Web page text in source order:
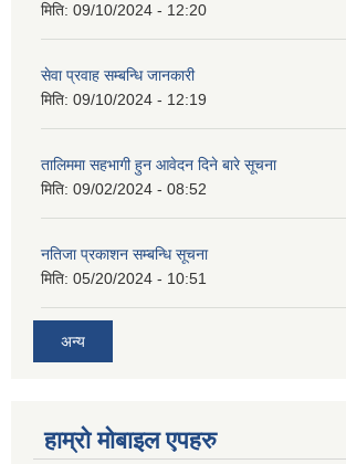
मिति: 09/10/2024 - 12:20
सेवा प्रवाह सम्बन्धि जानकारी
मिति: 09/10/2024 - 12:19
तालिममा सहभागी हुन आवेदन दिने बारे सूचना
मिति: 09/02/2024 - 08:52
नतिजा प्रकाशन सम्बन्धि सूचना
मिति: 05/20/2024 - 10:51
अन्य
हाम्राे माेबाइल एपहरु